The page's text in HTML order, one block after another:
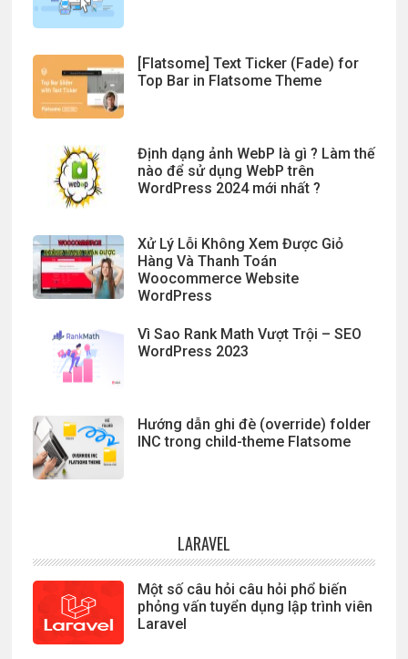
[Flatsome] Text Ticker (Fade) for
Top Bar in Flatsome Theme
Định dạng ảnh WebP là gì ? Làm thế
nào để sử dụng WebP trên
WordPress 2024 mới nhất ?
Xử Lý Lỗi Không Xem Được Giỏ
Hàng Và Thanh Toán
Woocommerce Website
WordPress
Vì Sao Rank Math Vượt Trội – SEO
WordPress 2023
Hướng dẫn ghi đè (override) folder
INC trong child-theme Flatsome
LARAVEL
Một số câu hỏi câu hỏi phổ biến
phỏng vấn tuyển dụng lập trình viên
Laravel